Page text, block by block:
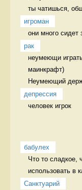
ты чатишься,
игроман
они много сидет
рак
неумеющи
маинкрафт)
Неумеющий
депрессия
человек игрок
бабулех
Что то сладкое,
использовать в
Санктуарий